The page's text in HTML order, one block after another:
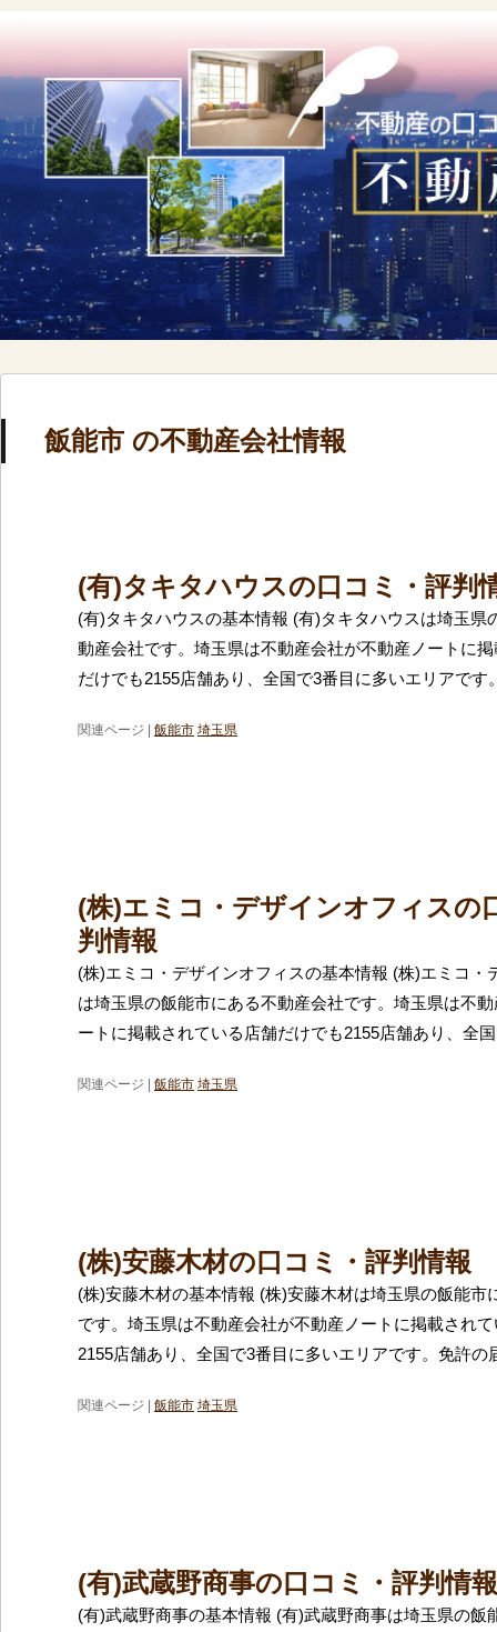
飯能市 の不動産会社情報
(有)タキタハウスの口コミ・評判
(有)タキタハウスの基本情報 (有)タキタハウスは埼玉県
動産会社です。埼玉県は不動産会社が不動産ノートに
だけでも2155店舗あり、全国で3番目に多いエリアです
関連ページ | 飯能市 埼玉県
(株)エミコ・デザインオフィスの
判情報
(株)エミコ・デザインオフィスの基本情報 (株)エミコ・
は埼玉県の飯能市にある不動産会社です。埼玉県は不
ートに掲載されている店舗だけでも2155店舗あり、全
関連ページ | 飯能市 埼玉県
(株)安藤木材の口コミ・評判情報
(株)安藤木材の基本情報 (株)安藤木材は埼玉県の飯能市
です。埼玉県は不動産会社が不動産ノートに掲載され
2155店舗あり、全国で3番目に多いエリアです。免許の
関連ページ | 飯能市 埼玉県
(有)武蔵野商事の口コミ・評判情報
(有)武蔵野商事の基本情報 (有)武蔵野商事は埼玉県の飯